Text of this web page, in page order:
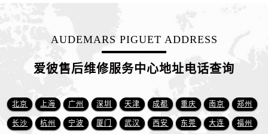
山东省威海市环翠区新威海路89号振华商厦一楼名表维修爱彼售后服务中心（需提前预约）
山东省潍坊市奎文区东风东街爱彼售后服务中心（需提前预约）
AUDEMARS PIGUET ADDRESS
爱彼售后维修服务中心地址电话查询
北京 上海 广州 深圳 天津 成都 重庆 南京 郑州
长沙 杭州 宁波 厦门 武汉 西安 东莞 大连 福州